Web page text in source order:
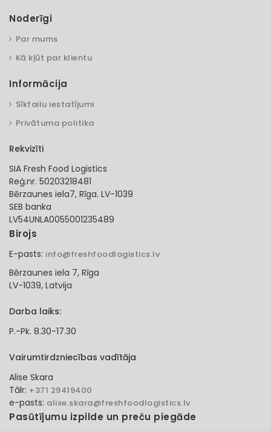
Noderīgi
Par mums
Kā kļūt par klientu
Informācija
Sīkfailu iestatījumi
Privātuma politika
Rekvizīti
SIA Fresh Food Logistics
Reģ.nr. 50203218481
Bērzaunes iela7, Rīga. LV-1039
SEB banka
LV54UNLA0055001235489
Birojs
E-pasts: info@freshfoodlogistics.lv
Bērzaunes iela 7, Rīga
LV-1039, Latvija
Darba laiks:
P.-Pk. 8.30-17.30
Vairumtirdzniecības vadītāja
Alise Skara
Tālr: +371 29419400
e-pasts: alise.skara@freshfoodlogistics.lv
Pasūtījumu izpilde un preču piegāde